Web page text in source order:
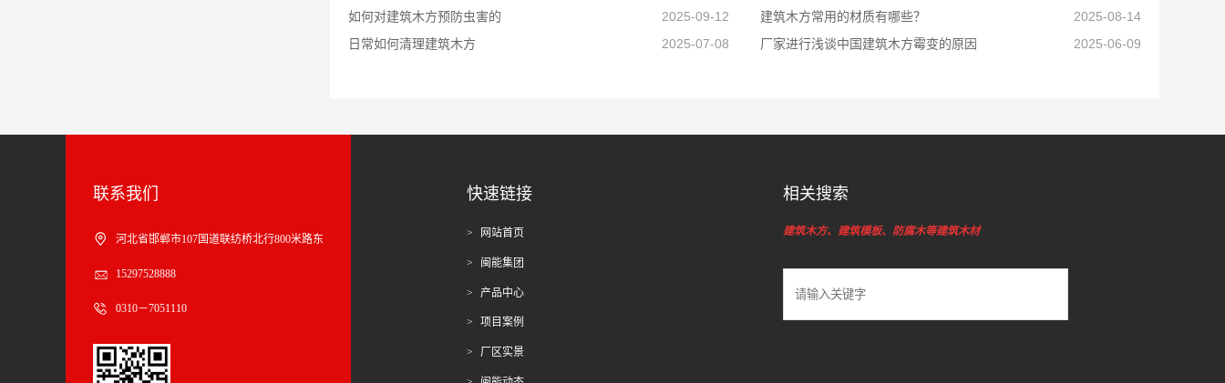
如何对建筑木方预防虫害的
2025-09-12 建筑木方常用的材质有哪些？
2025-08-14
日常如何清理建筑木方
2025-07-08 厂家进行浅谈中国建筑木方霉变的原因 2025-06-09
联系我们
河北省邯郸市107国道联纺桥北行800米路东
15297528888
0310－7051110
快速链接
网站首页
闽能集团
产品中心
项目案例
厂区实景
相关搜索
建筑木方、建筑模板、防腐木等建筑木材